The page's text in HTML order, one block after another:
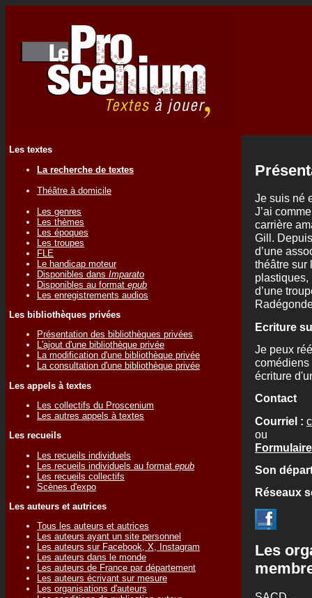
Les textes
La recherche de textes
Théâtre à domicile
Les genres
Les thèmes
Les époques
Les troupes
FLE
Le handicap moteur
Disponibles dans Imparato
Disponibles au format epub
Les enregistrements audios
Les bibliothèques privées
Présentation des bibliothèques privées
L'ajout d'une bibliothèque privée
La modification d'une bibliothèque privée
La consultation d'une bibliothèque privée
Les appels à textes
Les collectifs du Proscenium
Les autres appels à textes
Les recueils
Les recueils individuels
Les recueils individuels au format epub
Les recueils collectifs
Scènes d'expo
Les auteurs et autrices
Tous les auteurs et autrices
Les auteurs ayant un site personnel
Les auteurs sur Facebook, X, Instagram
Les auteurs dans le monde
Les auteurs de France par département
Les auteurs écrivant sur mesure
Les organisations d'auteurs
Je suis né
J’ai
carrière
Gill.
d’une
théâtre sur
plastiques,
d’une
Ecriture
Je peux
comédiens
écriture
Contact
Courriel :
ou
Son
Réseaux
Les